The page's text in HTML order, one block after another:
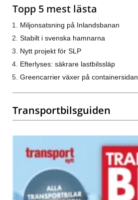
Topp 5 mest lästa
Miljonsatsning på Inlandsbanan
Stabilt i svenska hamnarna
Nytt projekt för SLP
Efterlyses: säkrare lastbilssläp
Greencarrier växer på containersidan
Transportbilsguiden